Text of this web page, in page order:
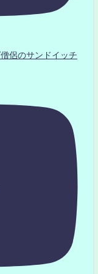
侶のサンドイッチ